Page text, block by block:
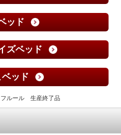
ッド
ズベッド
ッド
フルール 生産終了品